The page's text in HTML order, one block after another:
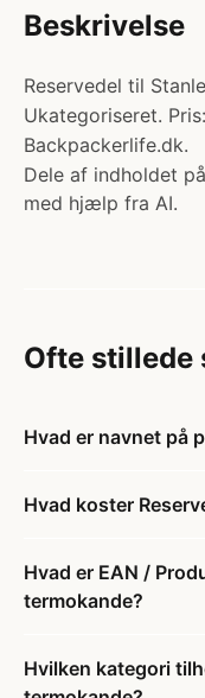
Beskrivelse
Reservedel til
Ukategoriseret.
Backpackerlife.dk.
Dele af indholdet
med hjælp fra AI.
Ofte stillede
Hvad er navnet på
Hvad koster
Hvad er EAN /
termokande?
Hvilken kategori